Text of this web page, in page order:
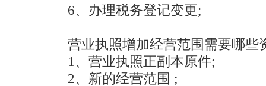
6、办理税务登记变更;
营业执照增加经营范围需要
1、营业执照正副本原件;
2、新的经营范围 ;